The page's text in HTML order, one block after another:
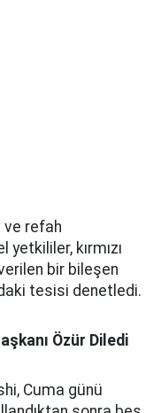
ve refah
yetkililer, kırmızı
bir bileşen
tesisi denetledi.
Özür Diledi
Cuma günü